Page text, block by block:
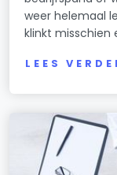
weer helemaal
klinkt misschien
LEES